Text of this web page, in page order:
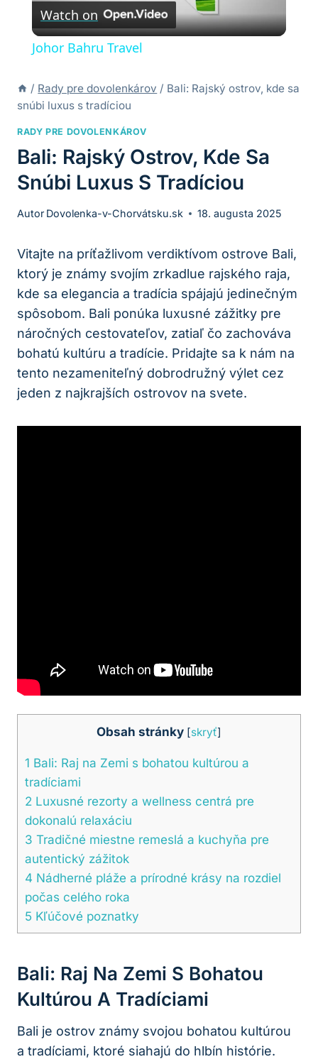
Video
Watch on
Johor Bahru Travel
/ Rady pre dovolenkárov / Bali: Rajský ostrov, kde sa
snúbi luxus s tradíciou
RADY PRE DOVOLENKÁROV
Bali: Rajský Ostrov, Kde Sa
Snúbi Luxus S Tradíciou
Autor Dovolenka-v-Chorvátsku.sk 18. augusta 2025
Vitajte na príťažlivom verdiktívom ostrove Bali,
ktorý je známy svojím zrkadlue rajského raja,
kde sa elegancia a tradícia spájajú jedinečným
spôsobom. Bali ponúka luxusné zážitky pre
náročných cestovateľov, zatiaľ čo zachováva
bohatú kultúru a tradície. Pridajte sa k nám na
tento nezameniteľný dobrodružný výlet cez
jeden z najkrajších ostrovov na svete.
Obsah stránky [skryť]
1 Bali: Raj na Zemi s bohatou kultúrou a
tradíciami
2 Luxusné rezorty a wellness centrá pre
dokonalú relaxáciu
3 Tradičné miestne remeslá a kuchyňa pre
autentický zážitok
4 Nádherné pláže a prírodné krásy na rozdiel
počas celého roka
5 Kľúčové poznatky
Bali: Raj Na Zemi S Bohatou
Kultúrou A Tradíciami
Bali je ostrov známy svojou bohatou kultúrou
a tradíciami, ktoré siahajú do hlbín histórie.